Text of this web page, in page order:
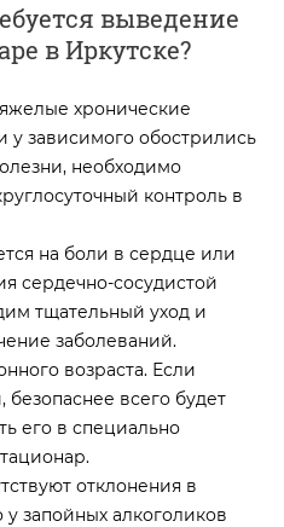
выведение
в Иркутске?
хронические
у зависимого обострились
необходимо
контроль в
на боли в сердце или
сердечно-сосудистой
тщательный уход и
заболеваний.
возраста. Если
всего будет
его в специально
отклонения в
запойных алкоголиков